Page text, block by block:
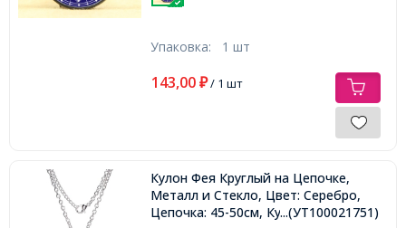
Упаковка: 1 шт
143,00 ₽/ 1 шт
Кулон Фея Круглый на Цепочке,
Металл и Стекло, Цвет: Серебро,
Цепочка: 45-50см, Кулон: 27мм,
...(УТ100021751)